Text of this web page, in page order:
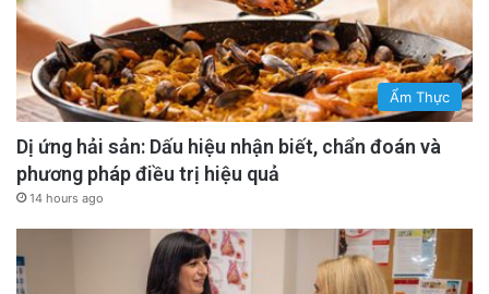
Ẩm Thực
Dị ứng hải sản: Dấu hiệu nhận biết, chẩn đoán và
phương pháp điều trị hiệu quả
14 hours ago